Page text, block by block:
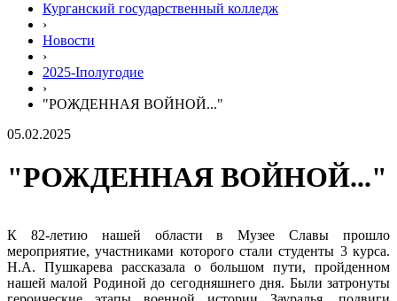
Курганский государственный колледж
›
Новости
›
2025-Iполугодие
›
"РОЖДЕННАЯ ВОЙНОЙ..."
05.02.2025
"РОЖДЕННАЯ ВОЙНОЙ..."
К 82-летию нашей области в Музее Славы прошло
мероприятие, участниками которого стали студенты 3 курса.
Н.А. Пушкарева рассказала о большом пути, пройденном
нашей малой Родиной до сегодняшнего дня. Были затронуты